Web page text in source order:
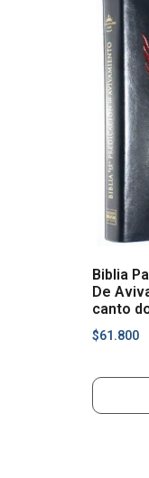
Biblia
De
canto
$61.800